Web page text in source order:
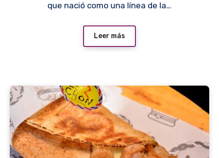
que nació como una línea de la…
Leer más